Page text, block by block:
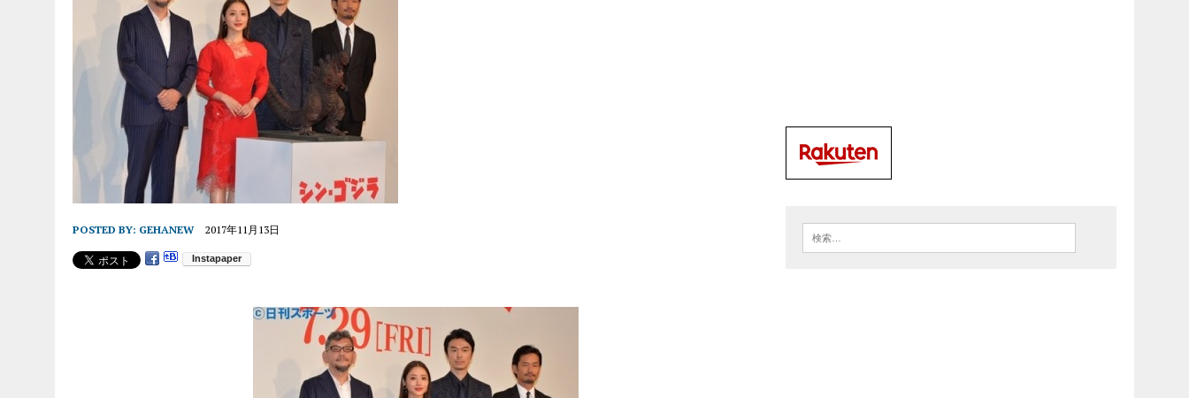
POSTED BY: GEHANEW 2017年11月13日